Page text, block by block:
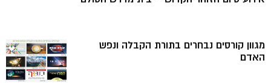
מגוון קורסים נבחרים בתורת הקבלה ונפש
האדם